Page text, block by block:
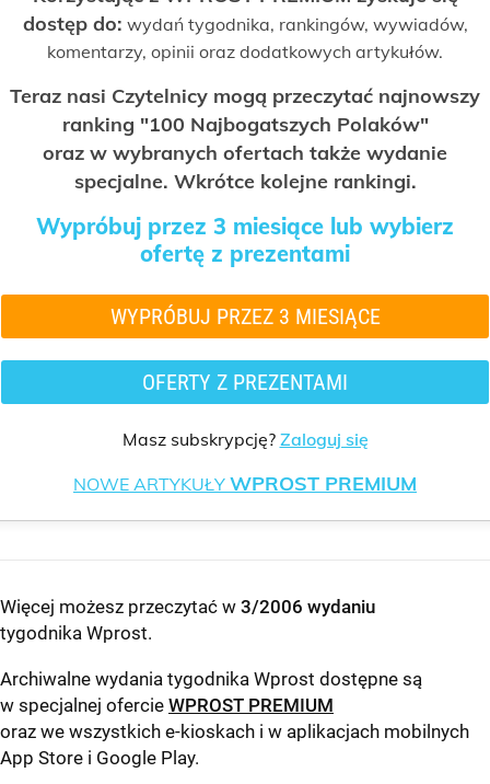
dostęp do: wydań tygodnika, rankingów, wywiadów,
komentarzy, opinii oraz dodatkowych artykułów.
Teraz nasi Czytelnicy mogą przeczytać najnowszy
ranking "100 Najbogatszych Polaków"
oraz w wybranych ofertach także wydanie
specjalne. Wkrótce kolejne rankingi.
Wypróbuj przez 3 miesiące lub wybierz
ofertę z prezentami
WYPRÓBUJ PRZEZ 3 MIESIĄCE
OFERTY Z PREZENTAMI
Masz subskrypcję? Zaloguj się
NOWE ARTYKUŁY WPROST PREMIUM
Więcej możesz przeczytać w 3/2006 wydaniu
tygodnika Wprost.
Archiwalne wydania tygodnika Wprost dostępne są
w specjalnej ofercie WPROST PREMIUM
oraz we wszystkich e-kioskach i w aplikacjach mobilnych
App Store i Google Play.